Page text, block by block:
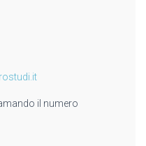
il numero